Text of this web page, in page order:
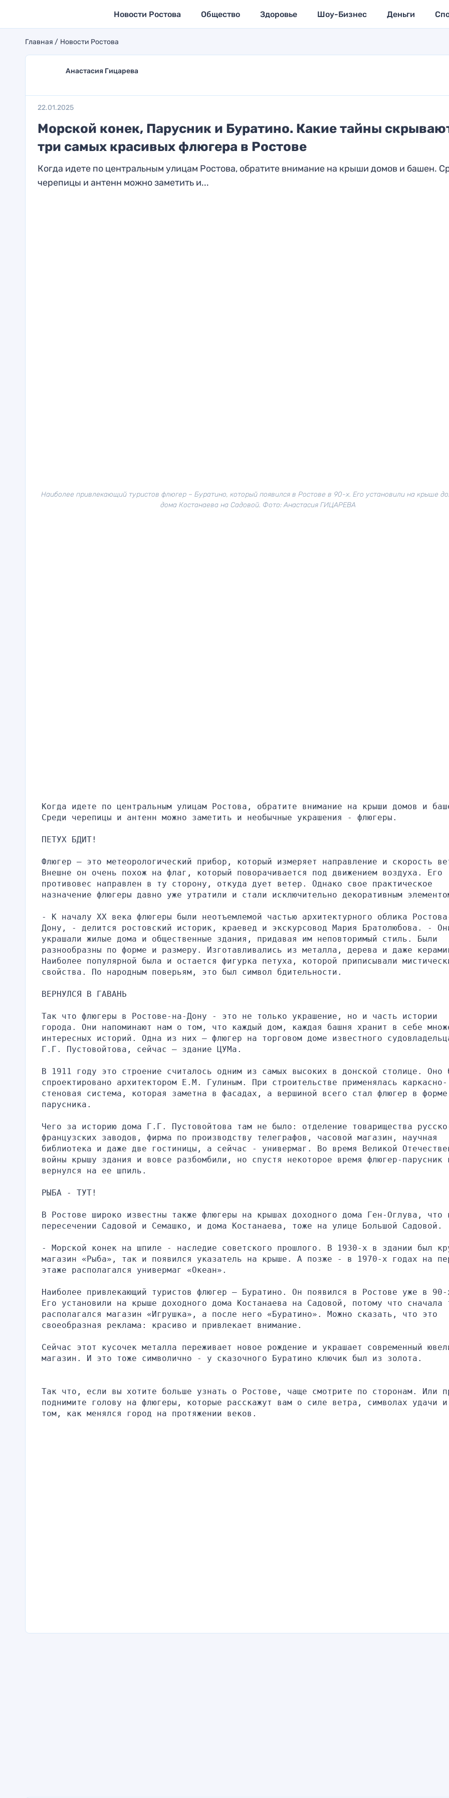
Новости Ростова Общество Здоровье Шоу-Бизнес Деньги
Главная Новости Ростова
Анастасия Гицарева
22.01.2025
Морской конек, Парусник и Буратино. Какие тайны
три самых красивых флюгера в Ростове
Когда идете по центральным улицам Ростова, обратите внимание на крыши домов и башен.
черепицы и антенн можно заметить и...
Наиболее привлекающий туристов флюгер – Буратино, который появился в Ростове в 90-х. Его установили на крыше
дома Костанаева на Садовой. Фото: Анастасия ГИЦАРЕВА
Когда идете по центральным улицам Ростова, обратите внимание на крыши домов и
Среди черепицы и антенн можно заметить и необычные украшения - флюгеры.
ПЕТУХ БДИТ!
Флюгер – это метеорологический прибор, который измеряет направление и скорость
Внешне он очень похож на флаг, который поворачивается под движением воздуха. Его
противовес направлен в ту сторону, откуда дует ветер. Однако свое практическое
назначение флюгеры давно уже утратили и стали исключительно декоративным
- К началу ХХ века флюгеры были неотъемлемой частью архитектурного облика
Дону, - делится ростовский историк, краевед и экскурсовод Мария Братолюбова. -
украшали жилые дома и общественные здания, придавая им неповторимый стиль. Были
разнообразны по форме и размеру. Изготавливались из металла, дерева и даже
Наиболее популярной была и остается фигурка петуха, которой приписывали
свойства. По народным поверьям, это был символ бдительности.
ВЕРНУЛСЯ В ГАВАНЬ
Так что флюгеры в Ростове-на-Дону - это не только украшение, но и часть истории
города. Они напоминают нам о том, что каждый дом, каждая башня хранит в себе
интересных историй. Одна из них – флюгер на торговом доме известного
Г.Г. Пустовойтова, сейчас – здание ЦУМа.
В 1911 году это строение считалось одним из самых высоких в донской столице. Оно
спроектировано архитектором Е.М. Гулиным. При строительстве применялась каркасно-
стеновая система, которая заметна в фасадах, а вершиной всего стал флюгер в форме
парусника.
Чего за историю дома Г.Г. Пустовойтова там не было: отделение товарищества
французских заводов, фирма по производству телеграфов, часовой магазин, научная
библиотека и даже две гостиницы, а сейчас - универмаг. Во время Великой
войны крышу здания и вовсе разбомбили, но спустя некоторое время флюгер-парусник
вернулся на ее шпиль.
РЫБА - ТУТ!
В Ростове широко известны также флюгеры на крышах доходного дома Ген-Оглува, что
пересечении Садовой и Семашко, и дома Костанаева, тоже на улице Большой Садовой.
- Морской конек на шпиле - наследие советского прошлого. В 1930-х в здании был
магазин «Рыба», так и появился указатель на крыше. А позже - в 1970-х годах на
этаже располагался универмаг «Океан».
Наиболее привлекающий туристов флюгер – Буратино. Он появился в Ростове уже в 90-
Его установили на крыше доходного дома Костанаева на Садовой, потому что сначала
располагался магазин «Игрушка», а после него «Буратино». Можно сказать, что это
своеобразная реклама: красиво и привлекает внимание.
Сейчас этот кусочек металла переживает новое рождение и украшает современный
магазин. И это тоже символично - у сказочного Буратино ключик был из золота.
Так что, если вы хотите больше узнать о Ростове, чаще смотрите по сторонам. Или
поднимите голову на флюгеры, которые расскажут вам о силе ветра, символах удачи
том, как менялся город на протяжении веков.